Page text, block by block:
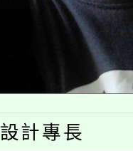
設計專長